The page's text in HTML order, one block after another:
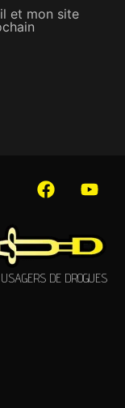
et mon site
DE DROGUES